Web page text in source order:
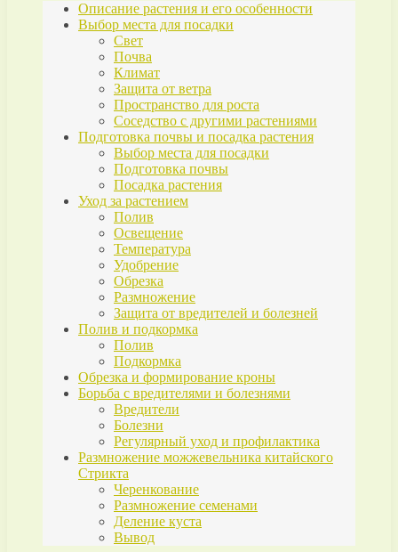
Описание растения и его особенности
Выбор места для посадки
Свет
Почва
Климат
Защита от ветра
Пространство для роста
Соседство с другими растениями
Подготовка почвы и посадка растения
Выбор места для посадки
Подготовка почвы
Посадка растения
Уход за растением
Полив
Освещение
Температура
Удобрение
Обрезка
Размножение
Защита от вредителей и болезней
Полив и подкормка
Полив
Подкормка
Обрезка и формирование кроны
Борьба с вредителями и болезнями
Вредители
Болезни
Регулярный уход и профилактика
Размножение можжевельника китайского
Стрикта
Черенкование
Размножение семенами
Деление куста
Вывод